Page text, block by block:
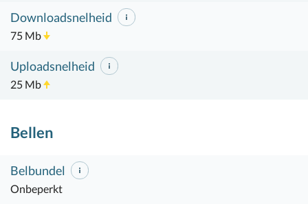
Downloadsnelheid
75 Mb
Uploadsnelheid
25 Mb
Bellen
Belbundel
Onbeperkt